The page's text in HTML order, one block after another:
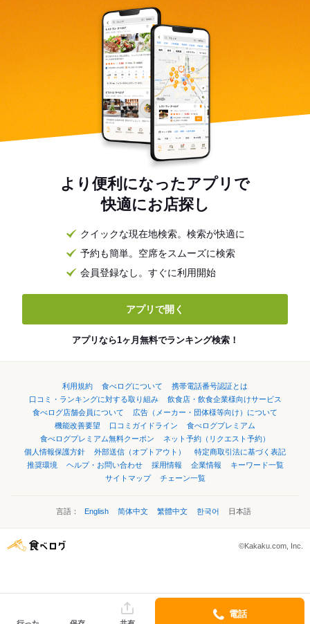
より便利になったアプリで
快適にお店探し
クイックな現在地検索。検索が快適に
予約も簡単。空席をスムーズに検索
会員登録なし。すぐに利用開始
アプリで開く
アプリなら1ヶ月無料でランキング検索！
利用規約 食べログについて
携帯電話番号認証とは
口コミ・ランキングに対する取り組み
飲食店・飲食企業様向けサービス
食べログ店舗会員について
広告（メーカー・団体様等向け）について
機能改善要望
口コミガイドライン
食べログプレミアム
食べログプレミアム無料クーポン
ネット予約（リクエスト予約）
個人情報保護方針
外部送信（オプトアウト）
特定商取引法に基づく表記
推奨環境
ヘルプ・お問い合わせ 採用情報 企業情報
キーワード一覧
サイトマップ
チェーン一覧
言語： English 简体中文 繁體中文 한국어 日本語
©Kakaku.com, Inc.
電話